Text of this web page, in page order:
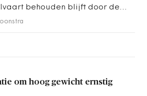
behouden blijft door de
te verhogen.
om hoog gewicht ernstig